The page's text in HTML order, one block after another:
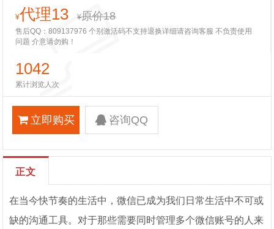
¥代理13 ¥原价18
售后QQ：809137976 个别激活码不支持退换详细请咨询客服 不负责使用
问题 介意请勿购！
1042
累计浏览人次
立即购买 咨询QQ
正文
在当今快节奏的生活中，微信已成为我们日常生活中不可或
缺的沟通工具。对于那些需要同时管理多个微信账号的人来